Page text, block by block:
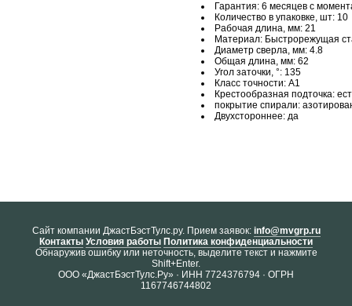
Гарантия: 6 месяцев с
Количество в упаковке, шт: 10
Рабочая длина, мм: 21
Материал: Быстрорежущая
Диаметр сверла, мм: 4.8
Общая длина, мм: 62
Угол заточки, °: 135
Класс точности: А1
Крестообразная подточка:
покрытие спирали:
Двухстороннее: да
Cайт компании ДжастБэстТулс.ру. Прием заявок: info@mvgrp.ru
Контакты Условия работы Политика конфиденциальности
Обнаружив ошибку или неточность, выделите текст и нажмите
Shift+Enter.
ООО «ДжастБэстТулс.Ру» · ИНН 7724376794 · ОГРН
1167746744802